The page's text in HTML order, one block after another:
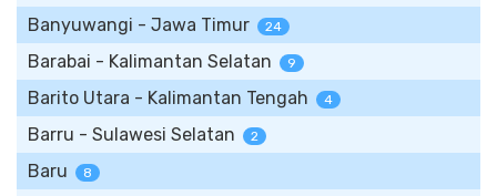
Banyuwangi - Jawa Timur 24
Barabai - Kalimantan Selatan 9
Barito Utara - Kalimantan Tengah 4
Barru - Sulawesi Selatan 2
Baru 8